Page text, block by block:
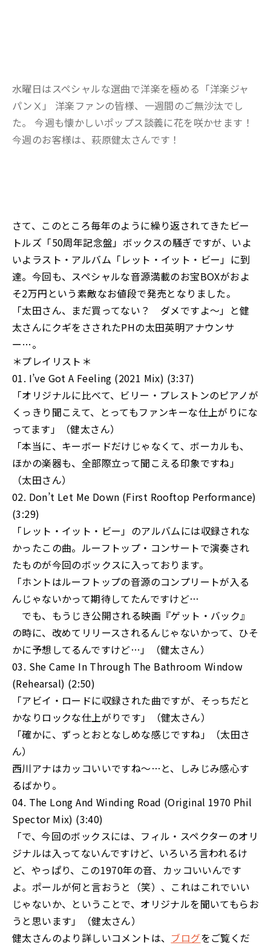
水曜日はスペシャルな選曲で洋楽を極める「洋楽ジャ
パンⅩ」 洋楽ファンの皆様、一週間のご無沙汰でし
た。 今週も懐かしいポップス談義に花を咲かせます！
今週のお客様は、萩原健太さんです！
さて、このところ毎年のように繰り返されてきたビー
トルズ「50周年記念盤」ボックスの騒ぎですが、いよ
いよラスト・アルバム「レット・イット・ビー」に到
達。今回も、スペシャルな音源満載のお宝BOXがおよ
そ2万円という素敵なお値段で発売となりました。
「太田さん、まだ買ってない？ ダメですよ～」と健
太さんにクギをさされたPHの太田英明アナウンサ
ー…。
＊プレイリスト＊
01. I’ve Got A Feeling (2021 Mix) (3:37)
「オリジナルに比べて、ビリー・プレストンのピアノが
くっきり聞こえて、とってもファンキーな仕上がりにな
ってます」（健太さん）
「本当に、キーボードだけじゃなくて、ボーカルも、
ほかの楽器も、全部際立って聞こえる印象ですね」
（太田さん）
02. Don’t Let Me Down (First Rooftop Performance)
(3:29)
「レット・イット・ビー」のアルバムには収録されな
かったこの曲。ルーフトップ・コンサートで演奏され
たものが今回のボックスに入っております。
「ホントはルーフトップの音源のコンプリートが入る
んじゃないかって期待してたんですけど…
でも、もうじき公開される映画『ゲット・バック』
の時に、改めてリリースされるんじゃないかって、ひそ
かに予想してるんですけど…」（健太さん）
03. She Came In Through The Bathroom Window
(Rehearsal) (2:50)
「アビイ・ロードに収録された曲ですが、そっちだと
かなりロックな仕上がりです」（健太さん）
「確かに、ずっとおとなしめな感じですね」（太田さ
ん）
西川アナはカッコいいですね～…と、しみじみ感心す
るばかり。
04. The Long And Winding Road (Original 1970 Phil
Spector Mix) (3:40)
「で、今回のボックスには、フィル・スペクターのオリ
ジナルは入ってないんですけど、いろいろ言われるけ
ど、やっぱり、この1970年の音、カッコいいんです
よ。ポールが何と言おうと（笑）、これはこれでいい
じゃないか、ということで、オリジナルを聞いてもらお
うと思います」（健太さん）
健太さんのより詳しいコメントは、 ブログをご覧くだ